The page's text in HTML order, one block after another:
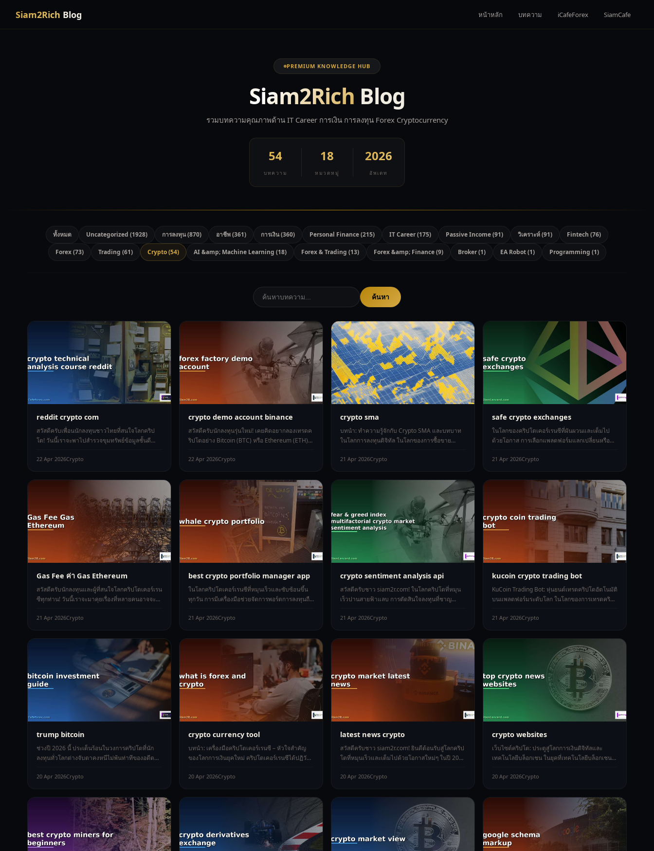
Siam2Rich Blog หน้าหลัก บทความ iCafeForex SiamCafe
PREMIUM KNOWLEDGE HUB
Siam2Rich Blog
รวมบทความคุณภาพด้าน IT Career การเงิน การลงทุน Forex Cryptocurrency
54
บทความ
18
หมวดหมู่
2026
อัพเดท
ทั้งหมด Uncategorized (1928) การลงทุน (870) อาชีพ (361) การเงิน (360) Personal Finance (215) IT Career (175) Passive Income (91) วิเคราะห์ (91) Fintech (76)
Forex (73) Trading (61) Crypto (54) AI &amp; Machine Learning (18) Forex & Trading (13) Forex &amp; Finance (9) Broker (1) EA Robot (1) Programming (1)
ค้นหา
reddit crypto com
สวัสดีครับเพื่อนนักลงทุนชาวไทยที่สนใจโลกคริป
โต! วันนี้เราจะพาไปสำรวจขุมทรัพย์ข้อมูลชั้นดี
22 Apr 2026Crypto
crypto demo account binance
สวัสดีครับนักลงทุนรุ่นใหม่! เคยคิดอยากลองเทรดค
ริปโตอย่าง Bitcoin (BTC) หรือ Ethereum (ETH)
22 Apr 2026Crypto
crypto sma
บทนำ: ทำความรู้จักกับ Crypto SMA และบทบาท
ในโลกการลงทุนดิจิทัล ในโลกของการซื้อขาย
21 Apr 2026Crypto
safe crypto exchanges
ในโลกของคริปโตเคอร์เรนซีที่ผันผวนและเต็มไป
ด้วยโอกาส การเลือกแพลตฟอร์มแลกเปลี่ยนหรือ
21 Apr 2026Crypto
Gas Fee ค่า Gas Ethereum
สวัสดีครับนักลงทุนและผู้ที่สนใจโลกคริปโตเคอร์เรน
ซีทุกท่าน! วันนี้เราจะมาคุยเรื่องที่หลายคนอาจจะ
21 Apr 2026Crypto
best crypto portfolio manager app
ในโลกคริปโตเคอร์เรนซีที่หมุนเร็วและซับซ้อนขึ้น
ทุกวัน การมีเครื่องมือช่วยจัดการพอร์ตการลงทุนถือ
21 Apr 2026Crypto
crypto sentiment analysis api
สวัสดีครับชาว siam2r.com! ในโลกคริปโตที่หมุน
เร็วปานสายฟ้าแลบ การตัดสินใจลงทุนที่ชาญ
21 Apr 2026Crypto
kucoin crypto trading bot
KuCoin Trading Bot: หุ่นยนต์เทรดคริปโตอัตโนมัติ
บนแพลตฟอร์มระดับโลก ในโลกของการเทรดคริป
21 Apr 2026Crypto
trump bitcoin
ช่วงปี 2026 นี้ ประเด็นร้อนในวงการคริปโตที่นัก
ลงทุนทั่วโลกต่างจับตาคงหนีไม่พ้นท่าทีของอดีต
20 Apr 2026Crypto
crypto currency tool
บทนำ: เครื่องมือคริปโตเคอร์เรนซี – หัวใจสำคัญ
ของโลกการเงินยุคใหม่ คริปโตเคอร์เรนซีได้ปฏิวัติ
20 Apr 2026Crypto
latest news crypto
สวัสดีครับชาว siam2r.com! ยินดีต้อนรับสู่โลกคริป
โตที่หมุนเร็วและเต็มไปด้วยโอกาสใหม่ๆ ในปี 2026
20 Apr 2026Crypto
crypto websites
เว็บไซต์คริปโต: ประตูสู่โลกการเงินดิจิทัลและ
เทคโนโลยีบล็อกเชน ในยุคที่เทคโนโลยีบล็อกเชน
20 Apr 2026Crypto